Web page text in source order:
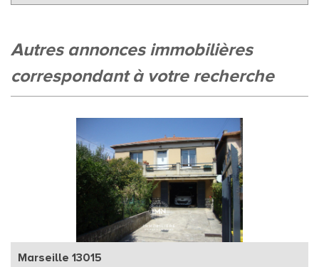
autres annonces immobilières
correspondant à votre recherche
Marseille 13015